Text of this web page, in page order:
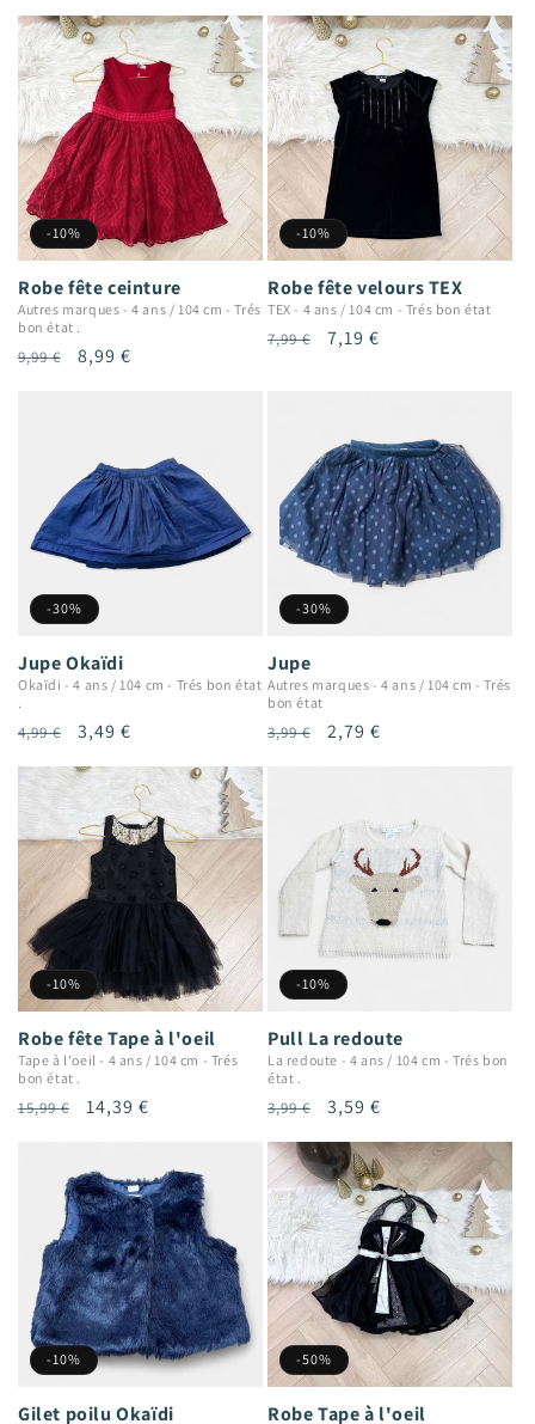
-10%
Robe fête ceinture
Autres marques -4 ans / 104 cm -Trés
bon état .
Prix
9,99 €
Prix
8,99 €
-10%
Robe fête velours TEX
TEX - 4 ans / 104 cm - Trés bon état
Prix
7,99 €
Prix
7,19 €
-30%
Jupe Okaïdi
Okaïdi -4 ans / 104 cm - Trés bon état
Prix
4,99 €
Prix
3,49 €
-30%
Jupe
Autres marques -4 ans / 104 cm -Trés
bon état
Prix
3,99 €
Prix
2,79 €
-10%
Robe fête Tape à l'oeil
Tape à l'oeil - 4 ans / 104 cm - Trés
bon état .
Prix
15,99 €
Prix
14,39 €
-10%
Pull La redoute
La redoute - 4 ans / 104 cm -Trés bon
état .
Prix
3,99 €
Prix
3,59 €
-10%
Gilet poilu Okaïdi
-50%
Robe Tape à l'oeil